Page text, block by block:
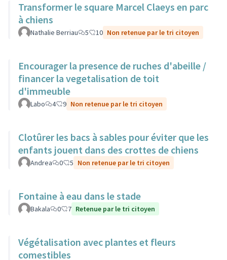
Transformer le square Marcel Claeys en parc
à chiens
Nathalie Berriau 5 10 Non retenue par le tri citoyen
Encourager la presence de ruches d'abeille /
financer la vegetalisation de toit
d'immeuble
Labo 4 9 Non retenue par le tri citoyen
Clotûrer les bacs à sables pour éviter que les
enfants jouent dans des crottes de chiens
Andrea 0 5 Non retenue par le tri citoyen
Fontaine à eau dans le stade
Bakala 0 7 Retenue par le tri citoyen
Végétalisation avec plantes et fleurs
comestibles